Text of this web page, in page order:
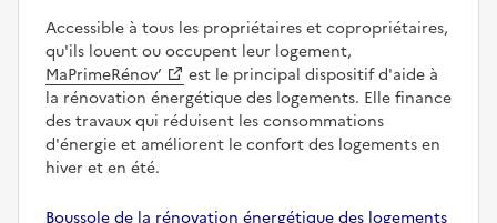
Accessible à tous les propriétaires et copropriétaires,
qu'ils louent ou occupent leur logement,
MaPrimeRénov’
est le principal dispositif d'aide à
la rénovation énergétique des logements. Elle finance
des travaux qui réduisent les consommations
d'énergie et améliorent le confort des logements en
hiver et en été.
Boussole de la rénovation énergétique des logements